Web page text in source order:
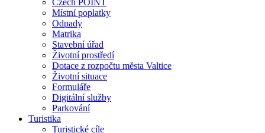
Czech POINT
Místní poplatky
Odpady
Matrika
Stavební úřad
Životní prostředí
Dotace z rozpočtu města Valtice
Životní situace
Formuláře
Digitální služby
Parkování
Turistika
Turistické cíle